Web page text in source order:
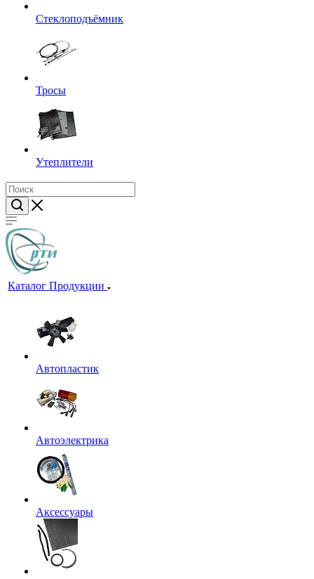
Стеклоподъёмник
Тросы
Утеплители
Каталог Продукции
Автопластик
Автоэлектрика
Аксессуары